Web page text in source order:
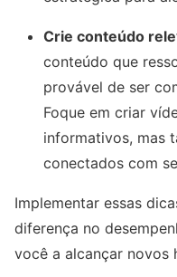
Crie conteúdo
conteúdo que
provável de ser
Foque em criar
informativos, mas
conectados com
Implementar essas
diferença no
você a alcançar novos